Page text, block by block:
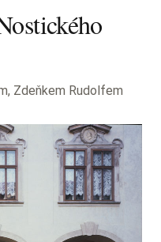
Zdeňkem Rudolfem